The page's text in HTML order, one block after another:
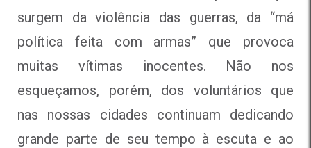
surgem da violência das guerras, da “má
política feita com armas” que provoca
muitas vítimas inocentes. Não nos
esqueçamos, porém, dos voluntários que
nas nossas cidades continuam dedicando
grande parte de seu tempo à escuta e ao